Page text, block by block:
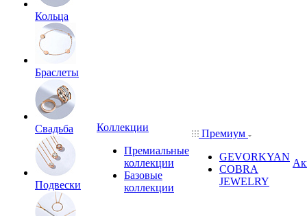
Кольца
Браслеты
Свадьба
Подвески
Коллекции
Премиальные
коллекции
Базовые
коллекции
Премиум
GEVORKYAN
COBRA
JEWELRY